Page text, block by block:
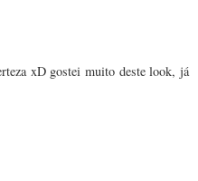
xD gostei muito deste look, já